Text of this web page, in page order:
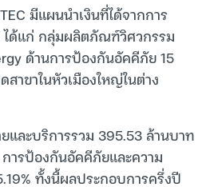
มีแผนนำเงินที่ได้จากการ
ได้แก่ กลุ่มผลิตภัณฑ์วิศวกรรม
ด้านการป้องกันอัคคีภัย 15
าขาในหัวเมืองใหญ่ในต่าง
และบริการรวม 395.53 ล้านบาท
การป้องกันอัคคีภัยและความ
ทั้งนี้ผลประกอบการครึ่งปี